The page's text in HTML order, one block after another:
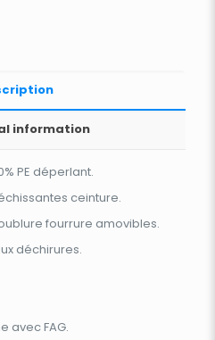
information
PE déperlant.
ceinture.
fourrure amovibles.
déchirures.
avec FAG.